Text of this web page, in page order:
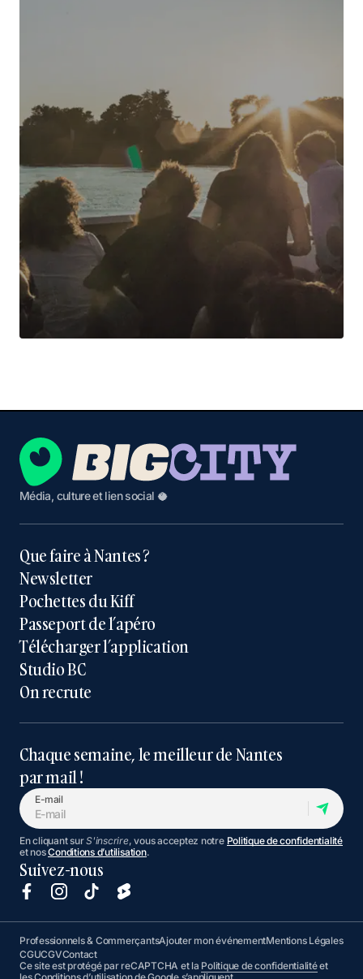
Média, culture et lien social 🥥
Que faire à Nantes ?
Newsletter
Pochettes du Kiff
Passeport de l’apéro
Télécharger l’application
Studio BC
On recrute
Chaque semaine, le meilleur de Nantes
par mail !
E-mail
En cliquant surS'inscrire, vous acceptez notre Politique de confidentialité
et nosConditions d’utilisation.
Suivez-nous
Professionnels & CommerçantsAjouter mon événementMentions Légales
CGUCGVContact
Ce site est protégé par reCAPTCHA et la Politique de confidentialitéet